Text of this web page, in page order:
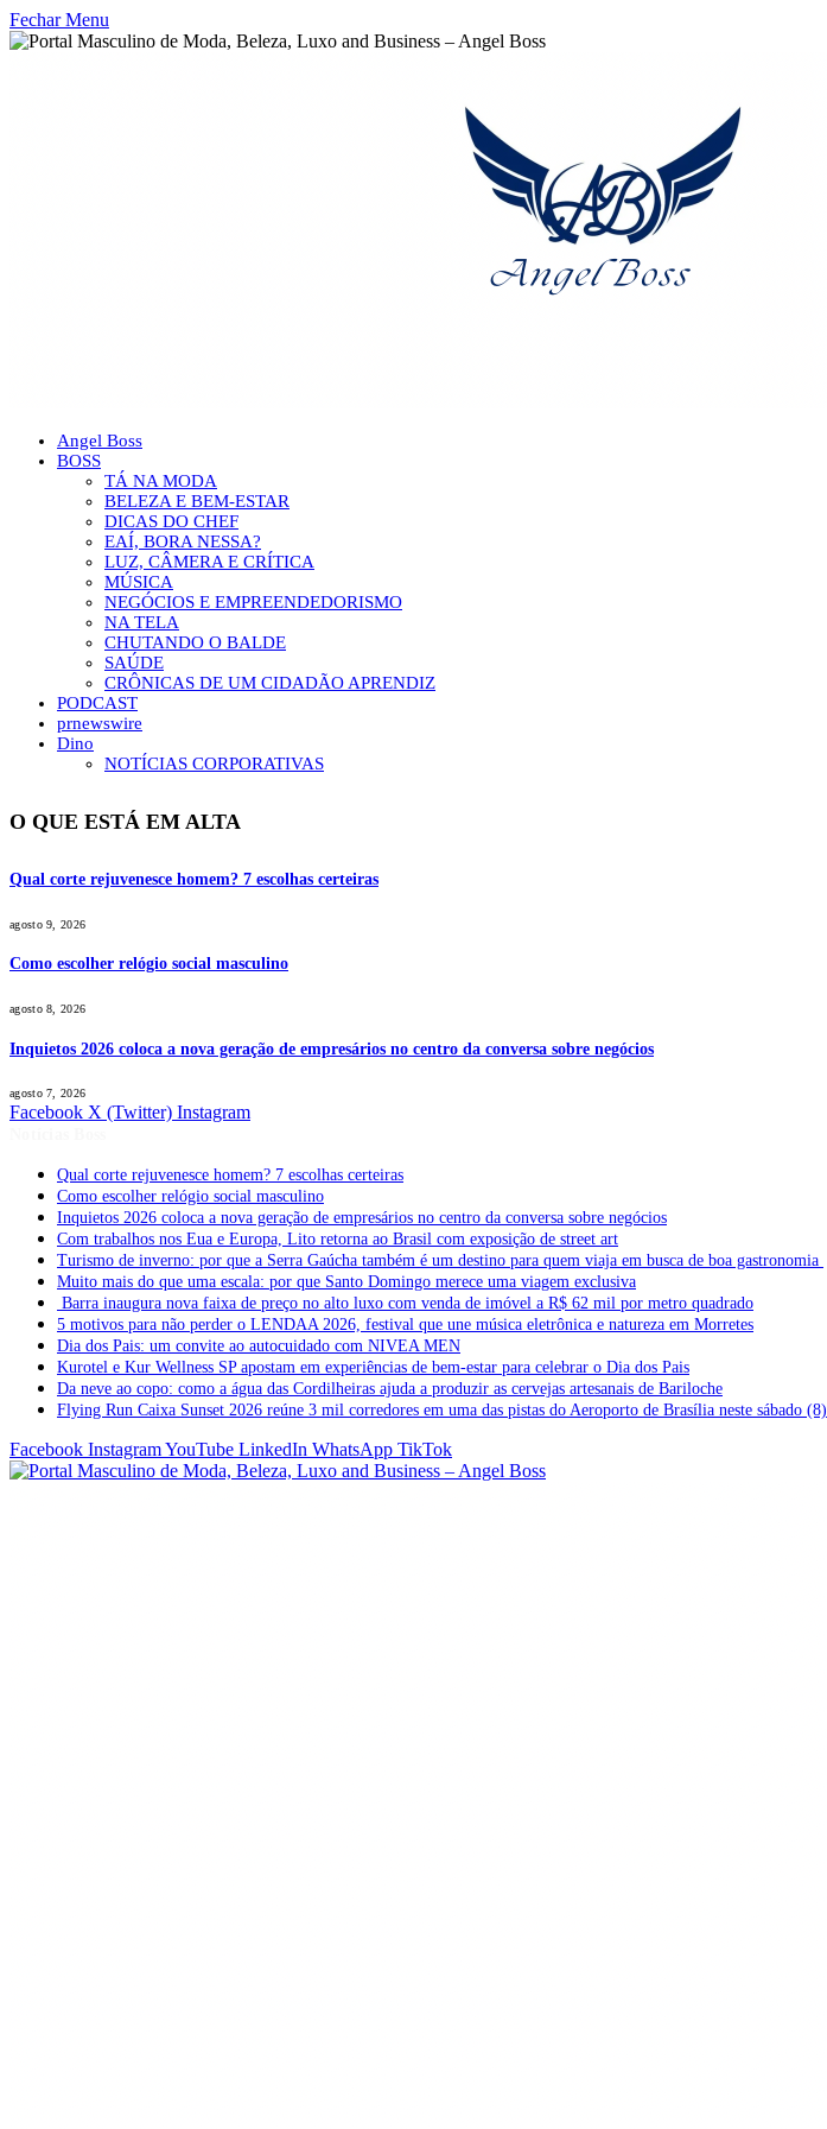
Fechar Menu
Angel Boss
BOSS
TÁ NA MODA
BELEZA E BEM-ESTAR
DICAS DO CHEF
EAÍ, BORA NESSA?
LUZ, CÂMERA E CRÍTICA
MÚSICA
NEGÓCIOS E EMPREENDEDORISMO
NA TELA
CHUTANDO O BALDE
SAÚDE
CRÔNICAS DE UM CIDADÃO APRENDIZ
PODCAST
prnewswire
Dino
NOTÍCIAS CORPORATIVAS
O QUE ESTÁ EM ALTA
Qual corte rejuvenesce homem? 7 escolhas certeiras
agosto 9, 2026
Como escolher relógio social masculino
agosto 8, 2026
Inquietos 2026 coloca a nova geração de empresários no centro da conversa sobre negócios
agosto 7, 2026
Facebook X (Twitter) Instagram
Qual corte rejuvenesce homem? 7 escolhas certeiras
Como escolher relógio social masculino
Inquietos 2026 coloca a nova geração de empresários no centro da conversa sobre negócios
Com trabalhos nos Eua e Europa, Lito retorna ao Brasil com exposição de street art
Turismo de inverno: por que a Serra Gaúcha também é um destino para quem viaja em busca de boa gastronomia
Muito mais do que uma escala: por que Santo Domingo merece uma viagem exclusiva
Barra inaugura nova faixa de preço no alto luxo com venda de imóvel a R$ 62 mil por metro quadrado
5 motivos para não perder o LENDAA 2026, festival que une música eletrônica e natureza em Morretes
Dia dos Pais: um convite ao autocuidado com NIVEA MEN
Kurotel e Kur Wellness SP apostam em experiências de bem-estar para celebrar o Dia dos Pais
Da neve ao copo: como a água das Cordilheiras ajuda a produzir as cervejas artesanais de Bariloche
Flying Run Caixa Sunset 2026 reúne 3 mil corredores em uma das pistas do Aeroporto de Brasília neste sábado (8)
Facebook InstagramYouTube LinkedIn WhatsApp TikTok